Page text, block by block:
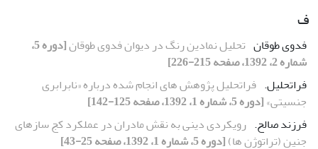
ف
فدوی طوقان تحلیل نمادین رنگ در دیوان فدوی طوقان
[دوره 5،
شماره 2، 1392، صفحه 215-226]
فراتحلیل. فراتحلیل پژوهش های انجام شده درباره «نابرابری
جنسیتی»[دوره 5، شماره 1، 1392، صفحه 125-142]
فرزند صالح. رویکردی دینی به نقش مادران در عملکرد کج سازهای
جنین (تراتوژن ها)[دوره 5، شماره 1، 1392، صفحه 25-43]